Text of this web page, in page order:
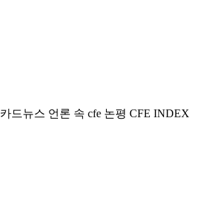
카드뉴스 언론 속 cfe 논평 CFE INDEX